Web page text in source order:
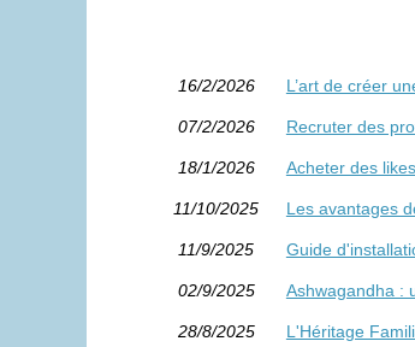
16/2/2026 L’art de créer
07/2/2026 Recruter des
18/1/2026 Acheter des
11/10/2025 Les avantages
11/9/2025 Guide
02/9/2025 Ashwagandha :
28/8/2025 L'Héritage